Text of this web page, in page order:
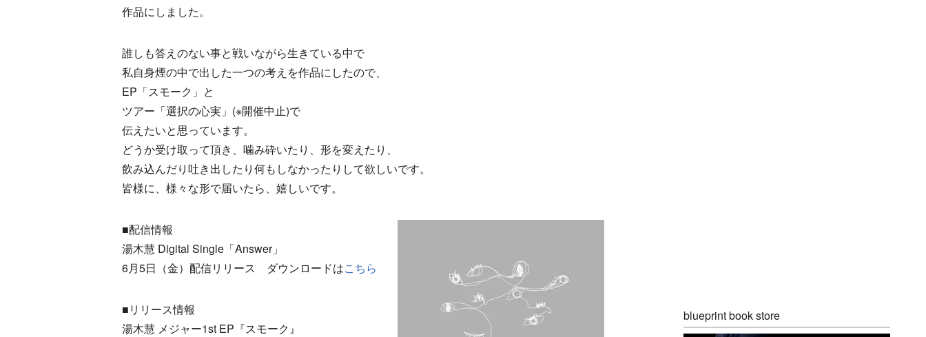
作品にしました。
誰しも答えのない事と戦いながら生きている中で
私自身煙の中で出した一つの考えを作品にしたので、
EP「スモーク」と
ツアー「選択の心実」(※開催中止)で
伝えたいと思っています。
どうか受け取って頂き、噛み砕いたり、形を変えたり、
飲み込んだり吐き出したり何もしなかったりして欲しいです。
皆様に、様々な形で届いたら、嬉しいです。
■配信情報
湯木慧 Digital Single「Answer」
6月5日（金）配信リリース ダウンロードはこちら
■リリース情報
湯木慧 メジャー1st EP『スモーク』
blueprint book store